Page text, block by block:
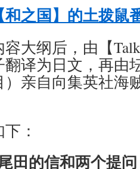
之国】的土拨鼠
大纲后，由【
译为日文，再由
亲自向集英社海
：
田的信和两个提